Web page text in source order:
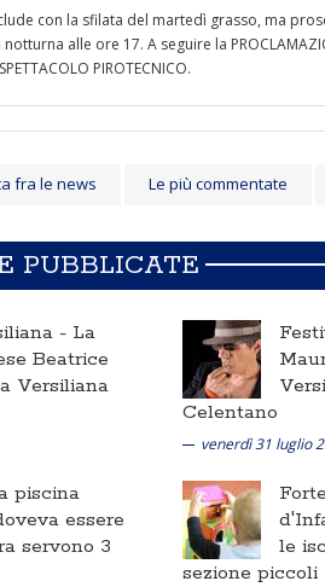
con la sfilata del martedì grasso, ma
notturna alle ore 17. A seguire la
PIROTECNICO.
fra le news Le più commentate
PUBBLICATE
- La
Beatrice
Versiliana
Celentano
venerdì 31 luglio
piscina
essere
servono 3
le
sezione piccoli